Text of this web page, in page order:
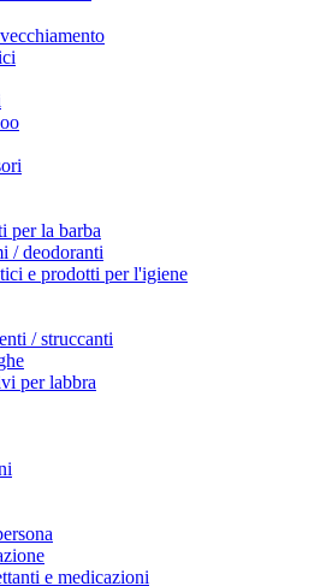
per la barba
/ deodoranti
e prodotti per l'igiene
/ struccanti
per labbra
e medicazioni